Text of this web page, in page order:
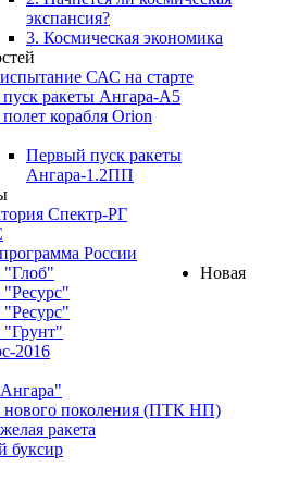
экспансия?
3. Космическая экономика
САС на старте
ракеты Ангара-А5
корабля Orion
Первый пуск ракеты
Ангара-1.2ПП
Спектр-РГ
России
"Глоб"
"Грунт"
2016
Новая
нового поколения (ПТК НП)
ракета
буксир